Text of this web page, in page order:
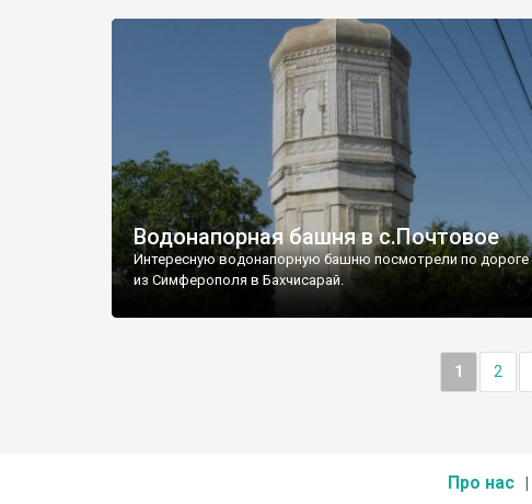
Водонапорная башня в с.Почтовое
Интересную водонапорную башню посмотрели по дороге
из Симферополя в Бахчисарай.
1 2
Про нас